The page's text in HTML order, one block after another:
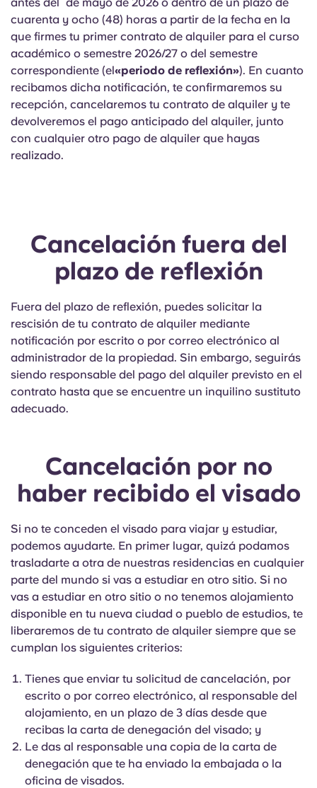
Deutsch
Italian
French
cuarenta y ocho (48) horas a partir de la fecha en la
que firmes tu primer contrato de alquiler para el curso
académico o semestre 2026/27 o del semestre
correspondiente (el«periodo de reflexión»). En cuanto
recibamos dicha notificación, te confirmaremos su
recepción, cancelaremos tu contrato de alquiler y te
devolveremos el pago anticipado del alquiler, junto
con cualquier otro pago de alquiler que hayas
realizado.
Cancelación fuera del
plazo de reflexión
Fuera del plazo de reflexión, puedes solicitar la
rescisión de tu contrato de alquiler mediante
notificación por escrito o por correo electrónico al
administrador de la propiedad. Sin embargo, seguirás
siendo responsable del pago del alquiler previsto en el
contrato hasta que se encuentre un inquilino sustituto
adecuado.
Cancelación por no
haber recibido el visado
Si no te conceden el visado para viajar y estudiar,
podemos ayudarte. En primer lugar, quizá podamos
trasladarte a otra de nuestras residencias en cualquier
parte del mundo si vas a estudiar en otro sitio. Si no
vas a estudiar en otro sitio o no tenemos alojamiento
disponible en tu nueva ciudad o pueblo de estudios, te
liberaremos de tu contrato de alquiler siempre que se
cumplan los siguientes criterios:
Tienes que enviar tu solicitud de cancelación, por
escrito o por correo electrónico, al responsable del
alojamiento, en un plazo de 3 días desde que
recibas la carta de denegación del visado; y
Le das al responsable una copia de la carta de
denegación que te ha enviado la embajada o la
oficina de visados.